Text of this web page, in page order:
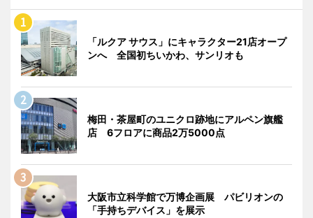
「ルクア サウス」にキャラクター21店オープ
ンへ 全国初ちいかわ、サンリオも
梅田・茶屋町のユニクロ跡地にアルペン旗艦
店 6フロアに商品2万5000点
大阪市立科学館で万博企画展 パビリオンの
「手持ちデバイス」を展示